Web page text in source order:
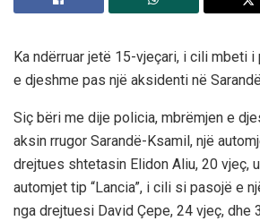
Ka ndërruar jetë 15-vjeçari, i cili mbeti
e djeshme pas një aksidenti në
Siç bëri me dije policia, mbrëmjen e
aksin rrugor Sarandë-Ksamil, një
drejtues shtetasin Elidon Aliu, 20 vjeç,
automjet tip “Lancia”, i cili si pasojë e
nga drejtuesi David Çepe, 24 vjeç, dhe